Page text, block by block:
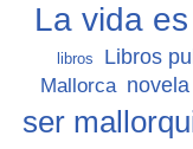
La vida
libros
Libros
Mallorca novela
ser